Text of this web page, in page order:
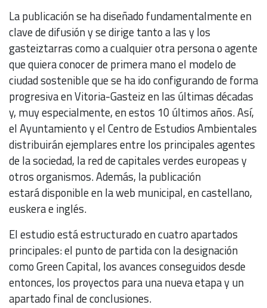
La publicación se ha diseñado fundamentalmente en
clave de difusión y se dirige tanto a las y los
gasteiztarras como a cualquier otra persona o agente
que quiera conocer de primera mano el modelo de
ciudad sostenible que se ha ido configurando de forma
progresiva en Vitoria-Gasteiz en las últimas décadas
y, muy especialmente, en estos 10 últimos años. Así,
el Ayuntamiento y el Centro de Estudios Ambientales
distribuirán ejemplares entre los principales agentes
de la sociedad, la red de capitales verdes europeas y
otros organismos. Además, la publicación
estará disponible en la web municipal, en castellano,
euskera e inglés.
El estudio está estructurado en cuatro apartados
principales: el punto de partida con la designación
como Green Capital, los avances conseguidos desde
entonces, los proyectos para una nueva etapa y un
apartado final de conclusiones.